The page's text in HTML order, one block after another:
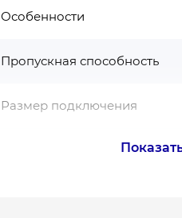
Особенности
Пропускная способность
Размер подключения